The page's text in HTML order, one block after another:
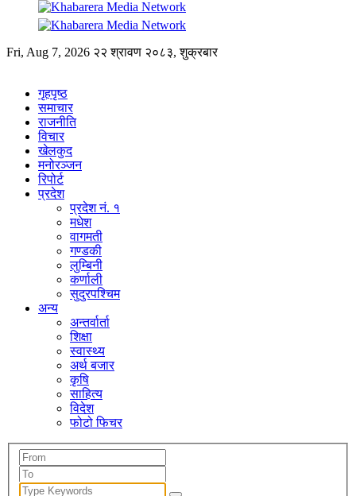
Fri, Aug 7, 2026 २२ श्रावण २०८३, शुक्रबार
गृहपृष्ठ
समाचार
राजनीति
विचार
खेलकुद
मनोरञ्जन
रिपोर्ट
प्रदेश
प्रदेश नं. १
मधेश
वागमती
गण्डकी
लुम्बिनी
कर्णाली
सुदुरपश्चिम
अन्य
अन्तर्वार्ता
शिक्षा
स्वास्थ्य
अर्थ बजार
कृषि
साहित्य
विदेश
फोटो फिचर